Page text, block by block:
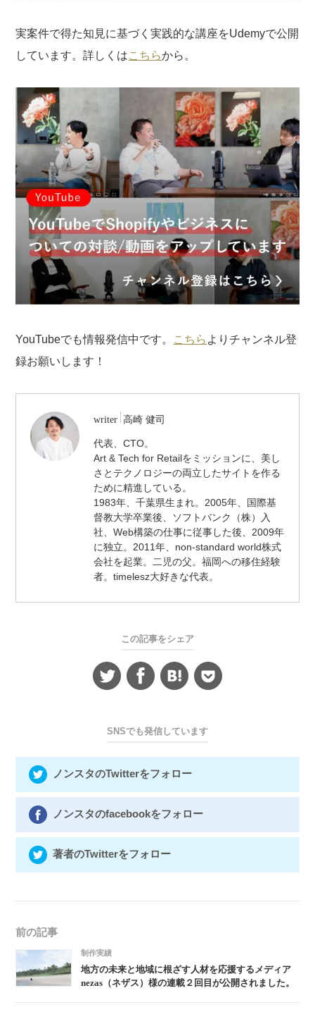
実案件で得た知見に基づく実践的な講座をUdemyで公開
しています。詳しくはこちらから。
YouTubeでも情報発信中です。 こちら よりチャンネル登
録お願いします！
writer 高崎 健司
取
締
役
/
CTO
代表、CTO。
Art & Tech for Retailをミッションに、美し
さとテクノロジーの両立したサイトを作る
ために精進している。
1983年、千葉県生まれ。2005年、国際基
督教大学卒業後、ソフトバンク（株）入
社、Web構築の仕事に従事した後、2009年
に独立。2011年、non-standard world株式
会社を起業。二児の父。福岡への移住経験
者。timelesz大好きな代表。
この記事をシェア
SNSでも発信しています
ノンスタのTwitterをフォロー
ノンスタのfacebookをフォロー
著者のTwitterをフォロー
前の記事
制作実績
地方の未来と地域に根ざす人材を応援するメディア
nezas（ネザス）様の連載２回目が公開されました。